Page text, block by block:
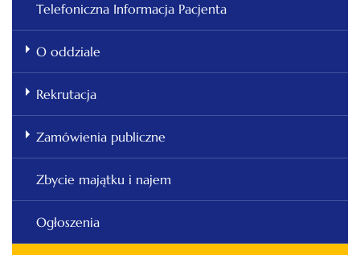
Telefoniczna Informacja Pacjenta
O oddziale
Rekrutacja
Zamówienia publiczne
Zbycie majątku i najem
Ogłoszenia